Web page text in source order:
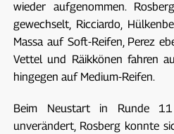
wieder aufgenommen.
gewechselt, Ricciardo,
Massa auf Soft-Reifen, Perez
Vettel und Räikkönen fahren
hingegen auf Medium-Reifen.
Beim Neustart in Runde
unverändert, Rosberg konnte